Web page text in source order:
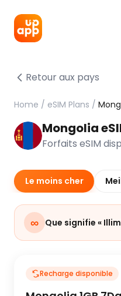
Retour aux pays
Home / eSIM Plans /
Mongolia
Forfaits eSIM
Le moins cher
∞ Que signifie «
Recharge disponible